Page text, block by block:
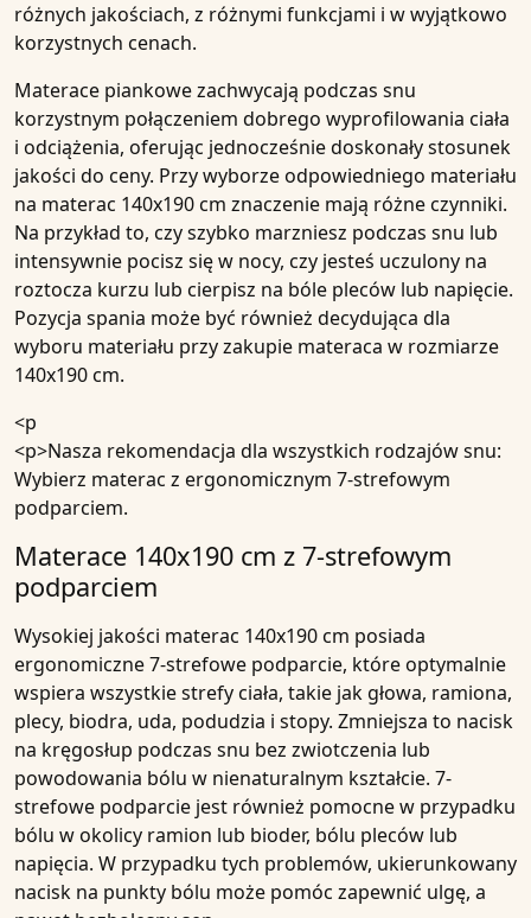
różnych jakościach, z różnymi funkcjami i w wyjątkowo
korzystnych cenach.
Materace piankowe zachwycają podczas snu
korzystnym połączeniem dobrego wyprofilowania ciała
i odciążenia, oferując jednocześnie doskonały stosunek
jakości do ceny. Przy wyborze odpowiedniego materiału
na materac 140x190 cm znaczenie mają różne czynniki.
Na przykład to, czy szybko marzniesz podczas snu lub
intensywnie pocisz się w nocy, czy jesteś uczulony na
roztocza kurzu lub cierpisz na bóle pleców lub napięcie.
Pozycja spania może być również decydująca dla
wyboru materiału przy zakupie materaca w rozmiarze
140x190 cm.
<p
<p>Nasza rekomendacja dla wszystkich rodzajów snu:
Wybierz materac z ergonomicznym 7-strefowym
podparciem.
Materace 140x190 cm z 7-strefowym
podparciem
Wysokiej jakości materac 140x190 cm posiada
ergonomiczne 7-strefowe podparcie, które optymalnie
wspiera wszystkie strefy ciała, takie jak głowa, ramiona,
plecy, biodra, uda, podudzia i stopy. Zmniejsza to nacisk
na kręgosłup podczas snu bez zwiotczenia lub
powodowania bólu w nienaturalnym kształcie. 7-
strefowe podparcie jest również pomocne w przypadku
bólu w okolicy ramion lub bioder, bólu pleców lub
napięcia. W przypadku tych problemów, ukierunkowany
nacisk na punkty bólu może pomóc zapewnić ulgę, a